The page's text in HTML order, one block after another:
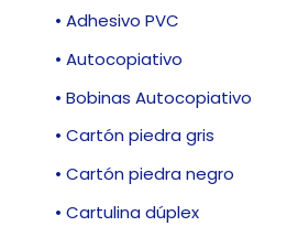
• Adhesivo PVC
• Autocopiativo
• Bobinas Autocopiativo
• Cartón piedra gris
• Cartón piedra negro
• Cartulina dúplex